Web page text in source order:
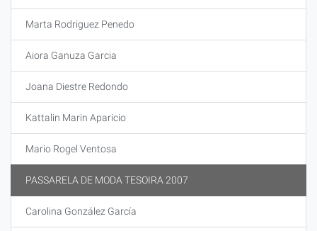
Marta Rodriguez Penedo
Aiora Ganuza Garcia
Joana Diestre Redondo
Kattalin Marin Aparicio
Mario Rogel Ventosa
PASSARELA DE MODA TESOIRA 2007
Carolina González García